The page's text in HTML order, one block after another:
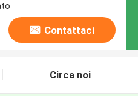
Contattaci
Circa noi